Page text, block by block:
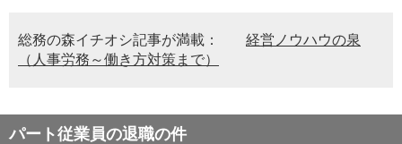
総務の森イチオシ記事が満載：
経営ノウハウの泉
（人事労務～働き方対策まで）
パート従業員の退職の件